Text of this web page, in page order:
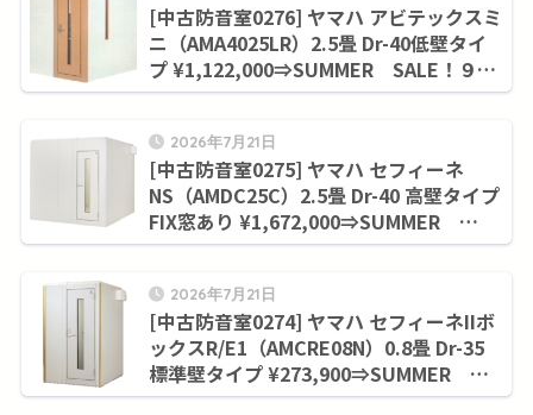
[中古防音室0276] ヤマハ アビテックスミ
ニ（AMA4025LR）2.5畳 Dr-40低壁タイ
プ ¥1,122,000⇒SUMMER SALE！９月
末まで¥1,045,000
2026年7月21日
[中古防音室0275] ヤマハ セフィーネ
NS（AMDC25C）2.5畳 Dr-40 高壁タイプ
FIX窓あり ¥1,672,000⇒SUMMER
SALE！９月末まで¥1,415,700
2026年7月21日
[中古防音室0274] ヤマハ セフィーネIIボ
ックスR/E1（AMCRE08N）0.8畳 Dr-35
標準壁タイプ ¥273,900⇒SUMMER
SALE！９月末まで¥228,800